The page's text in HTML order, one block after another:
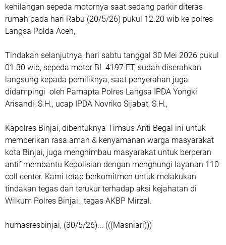
kehilangan sepeda motornya saat sedang parkir diteras
rumah pada hari Rabu (20/5/26) pukul 12.20 wib ke polres
Langsa Polda Aceh,
Tindakan selanjutnya, hari sabtu tanggal 30 Mei 2026 pukul
01.30 wib, sepeda motor BL 4197 FT, sudah diserahkan
langsung kepada pemiliknya, saat penyerahan juga
didampingi oleh Pamapta Polres Langsa IPDA Yongki
Arisandi, S.H., ucap IPDA Novriko Sijabat, S.H.,
Kapolres Binjai, dibentuknya Timsus Anti Begal ini untuk
memberikan rasa aman & kenyamanan warga masyarakat
kota Binjai, juga menghimbau masyarakat untuk berperan
antif membantu Kepolisian dengan menghungi layanan 110
coll center. Kami tetap berkomitmen untuk melakukan
tindakan tegas dan terukur terhadap aksi kejahatan di
Wilkum Polres Binjai., tegas AKBP Mirzal.
humasresbinjai, (30/5/26)... (((Masniari)))